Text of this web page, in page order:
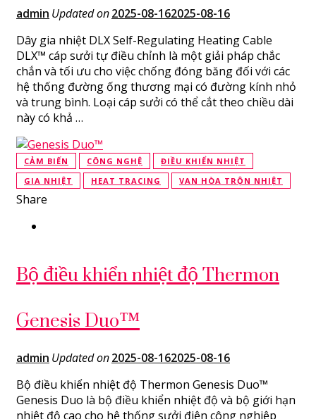
admin Updated on2025-08-162025-08-16
Dây gia nhiệt DLX Self-Regulating Heating Cable
DLX™ cáp sưởi tự điều chỉnh là một giải pháp chắc
chắn và tối ưu cho việc chống đóng băng đối với các
hệ thống đường ống thương mại có đường kính nhỏ
và trung bình. Loại cáp sưởi có thể cắt theo chiều dài
này có khả …
CẢM BIẾN CÔNG NGHỆ
ĐIỀU KHIỂN NHIỆT
GIA NHIỆT
HEAT TRACING VAN HÒA TRỘN NHIỆT
Share
Bộ điều khiển nhiệt độ Thermon
Genesis Duo™
admin Updated on2025-08-162025-08-16
Bộ điều khiển nhiệt độ Thermon Genesis Duo™
Genesis Duo là bộ điều khiển nhiệt độ và bộ giới hạn
nhiệt độ cao cho hệ thống sưởi điện công nghiệp